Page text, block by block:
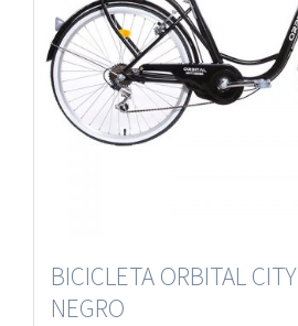
BICICLETA ORBITAL
NEGRO